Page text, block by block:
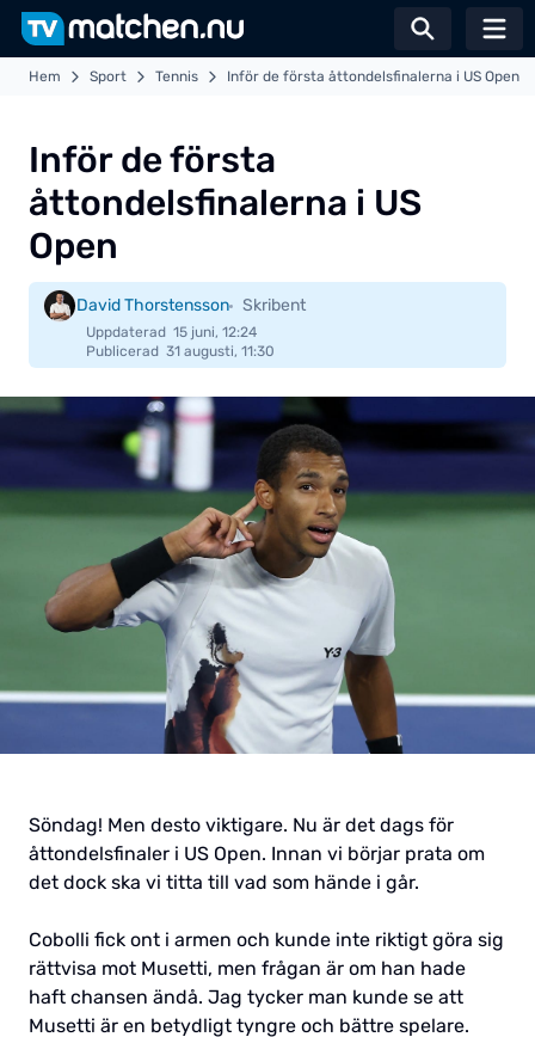
Växla
Hem Sport Tennis Inför de första åttondelsfinalerna i US Open
Inför de första
åttondelsfinalerna i US
Open
David Thorstensson Skribent
Uppdaterad 15 juni, 12:24
Publicerad 31 augusti, 11:30
Söndag! Men desto viktigare. Nu är det dags för
åttondelsfinaler i US Open. Innan vi börjar prata om
det dock ska vi titta till vad som hände i går.
Cobolli fick ont i armen och kunde inte riktigt göra sig
rättvisa mot Musetti, men frågan är om han hade
haft chansen ändå. Jag tycker man kunde se att
Musetti är en betydligt tyngre och bättre spelare.